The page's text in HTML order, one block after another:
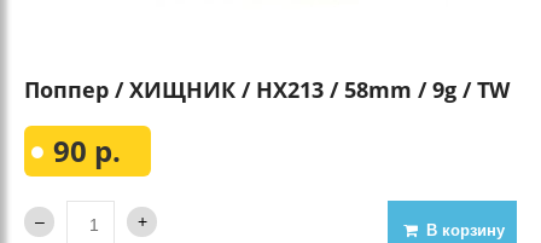
Поппер / ХИЩНИК / HX213 / 58mm / 9g / TW
90 р.
В корзину